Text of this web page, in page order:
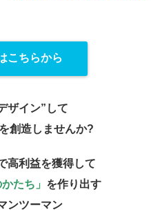
こちらから
ザイン”して
創造しませんか?
高利益を獲得して
たち」 を作り出す
ンツーマン